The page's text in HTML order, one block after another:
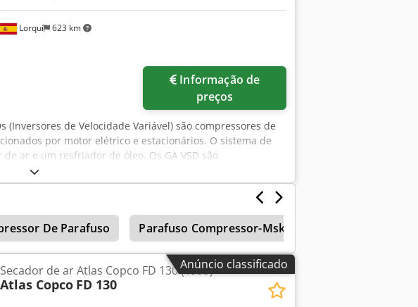
Lorquí 623 km
preços
(Inversores de Velocidade Variável) são compressores de
por motor elétrico e estacionários. O sistema de
ar e um resfriador de óleo. Os GA VSD são
é gerado por um ventilador. Principais
de ar: 40ºC Crodjwxwxzjpfx Aatjf - Temperatura máxima
do ar à saída da válvula: aprox. 30ºC - Capacidade
De Parafuso Parafuso Compressor-Msk Eu
Anúncio classificado
Secador de ar Atlas Copco FD 130 (1999)
Atlas Copco FD 130